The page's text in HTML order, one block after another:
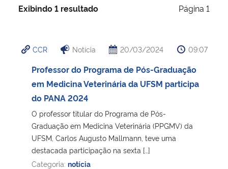
Ministério da Cidadania
Ministério de Minas e Energia
Ministério da Ciência, Tecnologia, Inovações e Comunicações
Ministério do Meio Ambiente
Exibindo 1 resultado Página 1
CCR Notícia 20/03/2024 09:07
Professor do Programa de Pós-Graduação
em Medicina Veterinária da UFSM participa
do PANA 2024
O professor titular do Programa de Pós-
Graduação em Medicina Veterinária (PPGMV) da
UFSM, Carlos Augusto Mallmann, teve uma
destacada participação na sexta […]
Categoria: notícia